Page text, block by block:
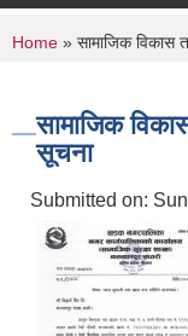
You are
Home » सामाजिक विकास
सामाजिक
सूचना
Submitted on: